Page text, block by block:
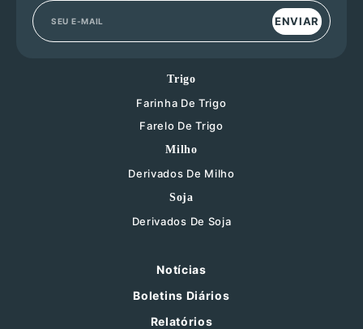
ENVIAR
Trigo
Farinha De Trigo
Farelo De Trigo
Milho
Derivados De Milho
Soja
Derivados De Soja
Notícias
Boletins Diários
Relatórios